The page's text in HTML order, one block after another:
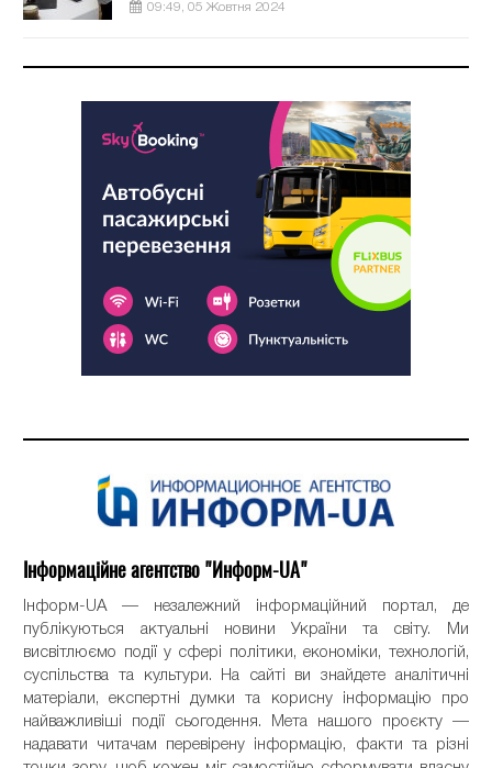
09:49, 05 Жовтня 2024
Інформаційне агентство "Информ-UA"
Інформ-UA — незалежний інформаційний портал, де
публікуються актуальні новини України та світу. Ми
висвітлюємо події у сфері політики, економіки, технологій,
суспільства та культури. На сайті ви знайдете аналітичні
матеріали, експертні думки та корисну інформацію про
найважливіші події сьогодення. Мета нашого проєкту —
надавати читачам перевірену інформацію, факти та різні